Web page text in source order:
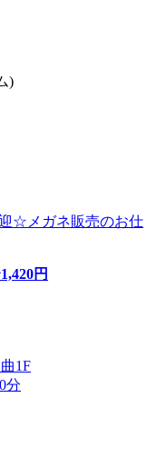
)
☆メガネ販売のお仕
1,420円
1F
分